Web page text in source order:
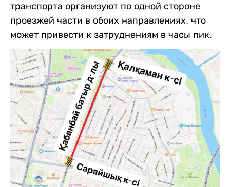
транспорта организуют по одной стороне
проезжей части в обоих направлениях, что
может привести к затруднениям в часы пик.